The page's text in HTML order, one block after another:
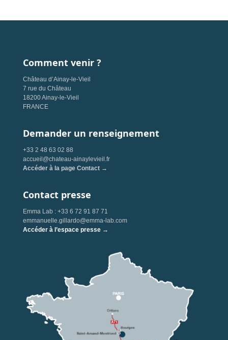
Comment venir ?
Château d’Ainay-le-Vieil
7 rue du Château
18200 Ainay-le-Vieil
FRANCE
Demander un renseignement
+33 2 48 63 02 88
accueil@chateau-ainaylevieil.fr
Accéder à la page Contact →
Contact presse
Emma Lab : +33 6 72 91 87 71
emmanuelle.gillardo@emma-lab.com
Accéder à l’espace presse →